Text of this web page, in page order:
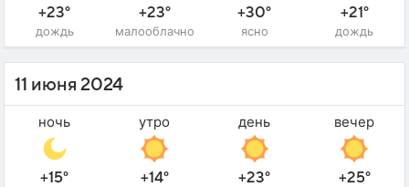
+23°
дождь
+23°
малооблачно
+30°
ясно
+21°
дождь
11 июня 2024
ночь
+15°
утро
+14°
день
+23°
вечер
+25°